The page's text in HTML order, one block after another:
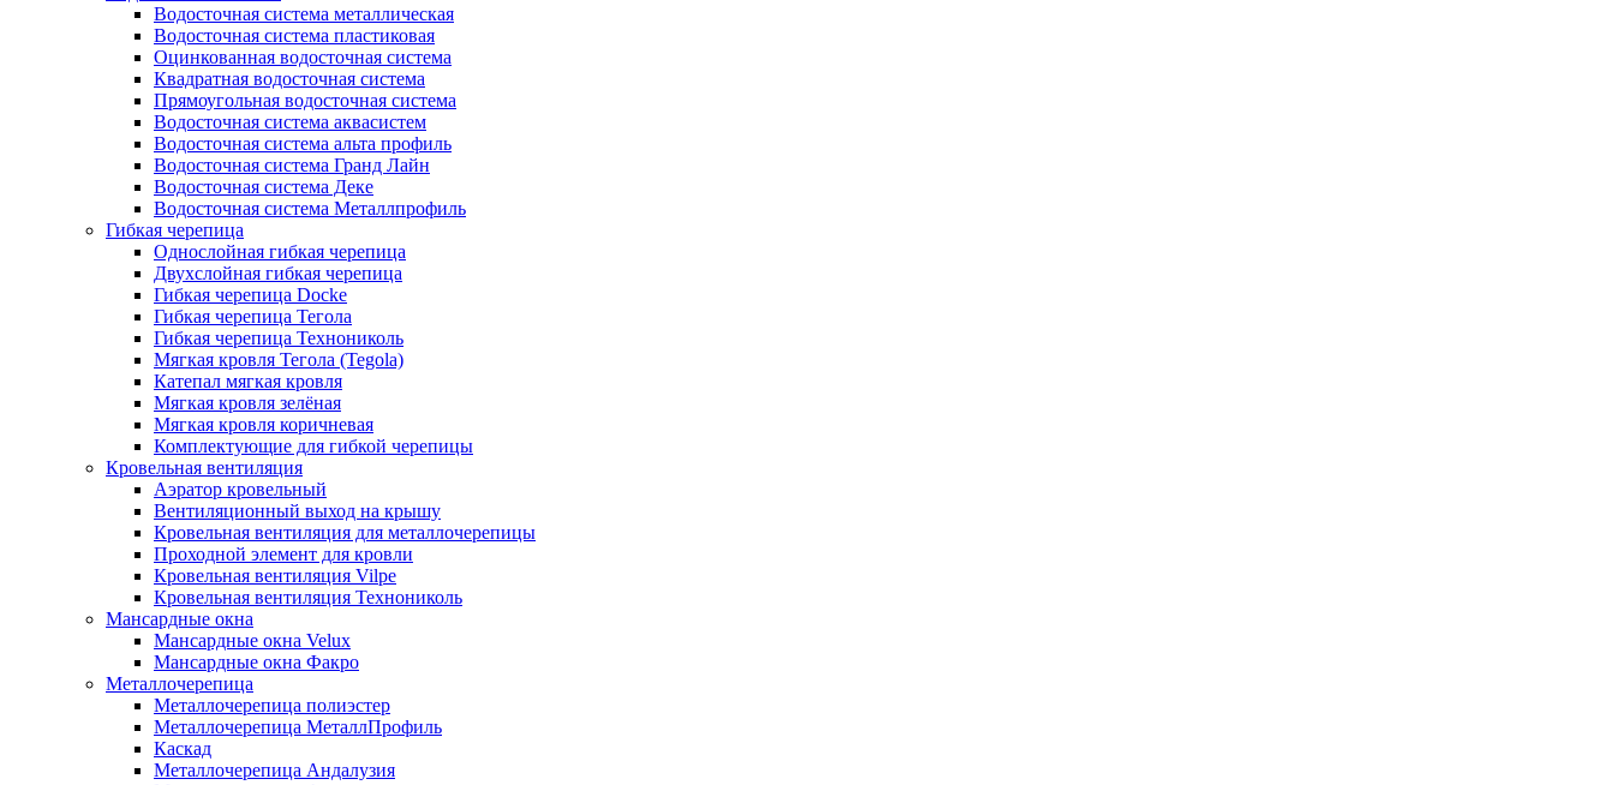
Водосточная система металлическая
Водосточная система пластиковая
Оцинкованная водосточная система
Квадратная водосточная система
Прямоугольная водосточная система
Водосточная система аквасистем
Водосточная система альта профиль
Водосточная система Гранд Лайн
Водосточная система Деке
Водосточная система Металлпрофиль
Гибкая черепица
Однослойная гибкая черепица
Двухслойная гибкая черепица
Гибкая черепица Docke
Гибкая черепица Тегола
Гибкая черепица Технониколь
Мягкая кровля Тегола (Tegola)
Катепал мягкая кровля
Мягкая кровля зелёная
Мягкая кровля коричневая
Комплектующие для гибкой черепицы
Кровельная вентиляция
Аэратор кровельный
Вентиляционный выход на крышу
Кровельная вентиляция для металлочерепицы
Проходной элемент для кровли
Кровельная вентиляция Vilpe
Кровельная вентиляция Технониколь
Мансардные окна
Мансардные окна Velux
Мансардные окна Факро
Металлочерепица
Металлочерепица полиэстер
Металлочерепица МеталлПрофиль
Каскад
Металлочерепица Андалузия